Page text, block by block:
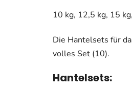
10 kg, 12,5 kg, 15
Die Hantelsets für
volles Set (10).
Hantelsets: